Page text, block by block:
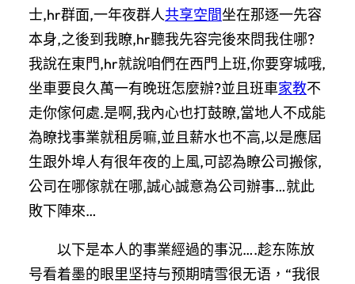
士,hr群面,一年夜群人共享空間坐在那逐一先容
本身,之後到我瞭,hr聽我先容完後來問我住哪?
我說在東門,hr就說咱們在西門上班,你要穿城哦,
坐車要良久萬一有晚班怎麼辦?並且班車家教不
走你傢何處.是啊,我內心也打鼓瞭,當地人不成能
為瞭找事業就租房嘛,並且薪水也不高,以是應屆
生跟外埠人有很年夜的上風,可認為瞭公司搬傢,
公司在哪傢就在哪,誠心誠意為公司辦事…就此
敗下陣來…
以下是本人的事業經過的事況….趁东陈放
号看着墨的眼里坚持与预期晴雪很无语，“我很